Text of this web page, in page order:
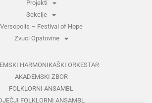
Projekti
Sekcije
Versopolis – Festival of Hope
Zvuci Opatovine
HARMONIKAŠKI ORKESTAR
AKADEMSKI ZBOR
FOLKLORNI ANSAMBL
FOLKLORNI ANSAMBL